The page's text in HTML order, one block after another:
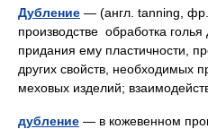
Дубление — (англ. tanning,
производстве обработка
придания ему пластичности,
других свойств, необходимых
меховых изделий;
дубление — в кожевенном